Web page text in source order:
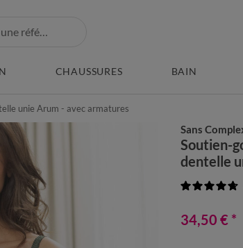
CHAUSSURES BAIN
unie Arum - avec armatures
Sans
Soutien-
dentelle
34,50 € *